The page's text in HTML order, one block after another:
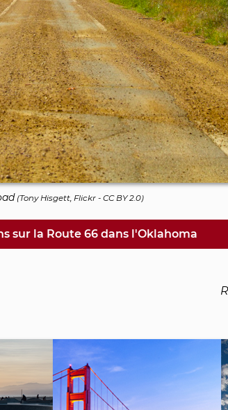
(Tony Hisgett, Flickr- CC BY 2.0)
sur la Route 66 dans l'Oklahoma